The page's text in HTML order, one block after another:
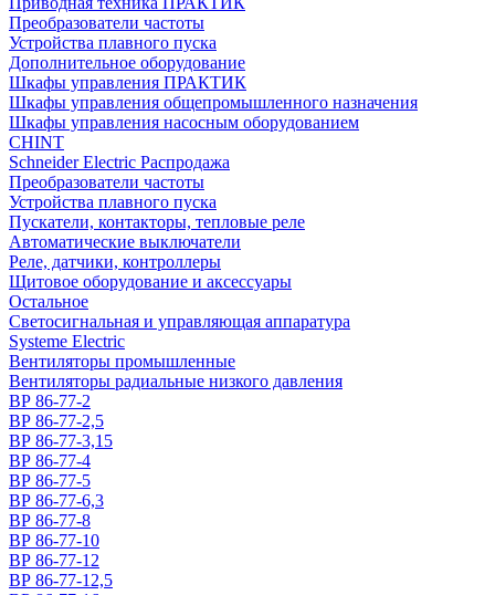
Преобразователи частоты
Устройства плавного пуска
Дополнительное оборудование
Шкафы управления ПРАКТИК
Шкафы управления общепромышленного назначения
Шкафы управления насосным оборудованием
CHINT
Schneider Electric Распродажа
Преобразователи частоты
Устройства плавного пуска
Пускатели, контакторы, тепловые реле
Автоматические выключатели
Реле, датчики, контроллеры
Щитовое оборудование и аксессуары
Остальное
Светосигнальная и управляющая аппаратура
Systeme Electric
Вентиляторы промышленные
Вентиляторы радиальные низкого давления
ВР 86-77-2
ВР 86-77-2,5
ВР 86-77-3,15
ВР 86-77-4
ВР 86-77-5
ВР 86-77-6,3
ВР 86-77-8
ВР 86-77-10
ВР 86-77-12
ВР 86-77-12,5